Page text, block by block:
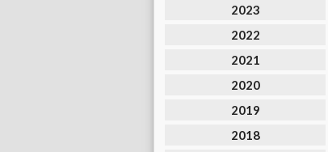
2023
2022
2021
2020
2019
2018